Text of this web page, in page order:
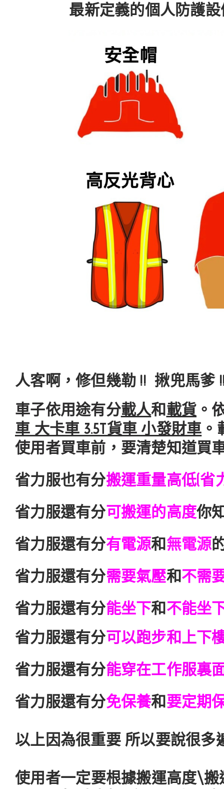
最新定義的個人防護設
人客啊，修但幾勒 !! 揪兜馬爹
車子依用途有分載人和載貨 。
車 大卡車 3.5T貨車 小發財車
使用者買車前，要清楚知道買
省力服也有分搬運重量高低(省
省力服還有分可搬運的高度你
省力服還有分有電源和無電源
省力服還有分需要氣壓和不需
省力服還​​​​​​​有分能坐下和不能坐
省力服還​​​​​​​​​​​​​​有分可以跑步和上下
省力服還有分能穿在工作服裏
省力服還​​​​​​​​​​​​​​有分免保養和要定期
以上因為很重要 所以要說很多
使用者一定要根據搬運高度\